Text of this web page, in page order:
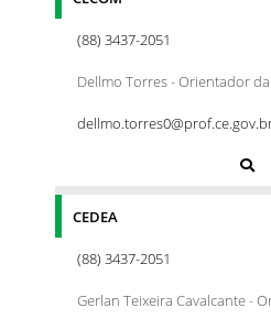
(88) 3437-2051
Dellmo Torres - Orientador da
CEDEA
(88) 3437-2051
Gerlan Teixeira Cavalcante -